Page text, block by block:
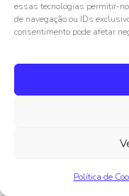
essas tecnologias permitir-
de navegação ou IDs
consentimento pode afetar
Política de